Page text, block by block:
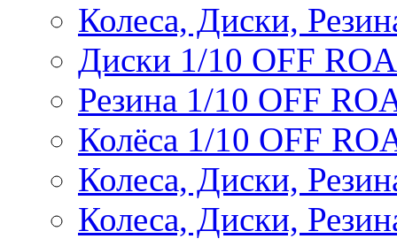
Колеса, Диски,
Диски 1/10 OFF
Резина 1/10 OFF
Колёса 1/10 OFF
Колеса, Диски,
Колеса, Диски,